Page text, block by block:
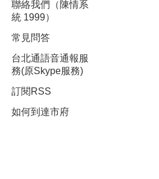
聯絡我們（陳情系
統 1999）
常見問答
台北通語音通報服
務(原Skype服務)
訂閱RSS
如何到達市府